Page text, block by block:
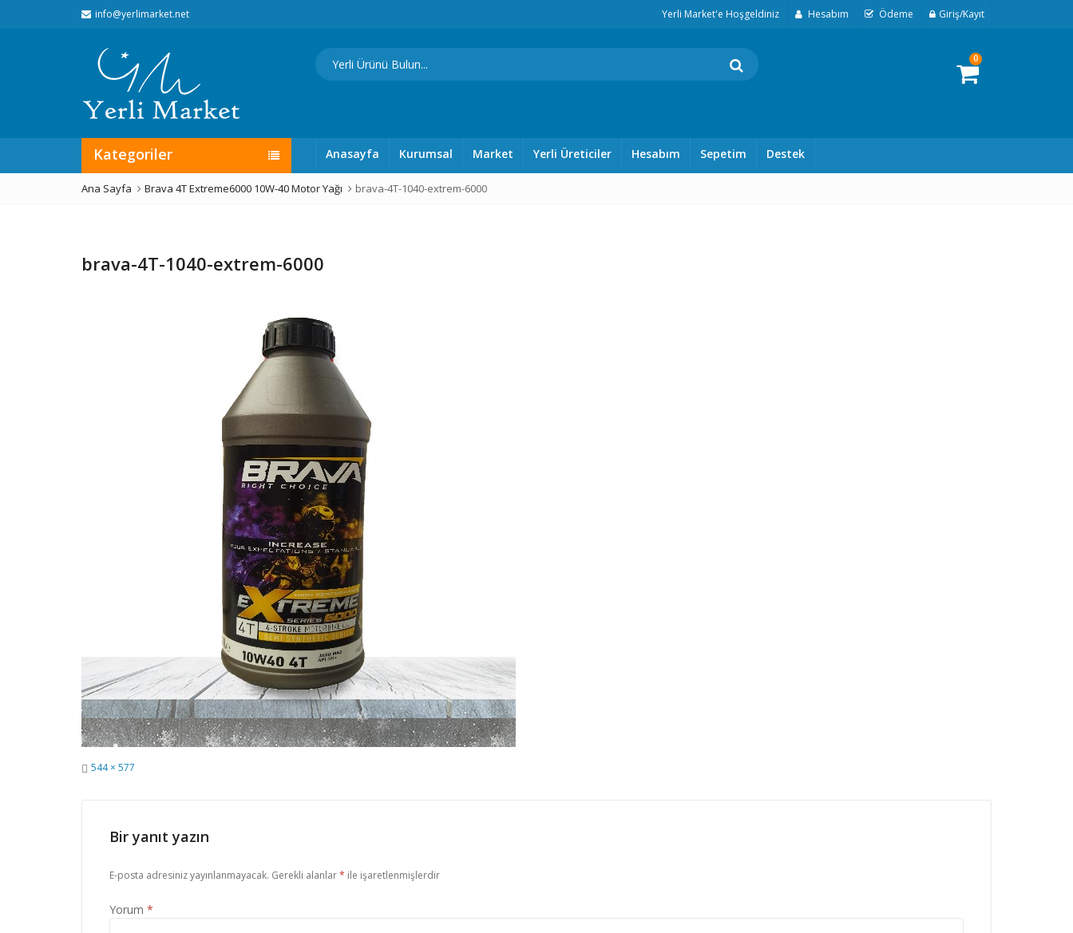
info@yerlimarket.net Yerli Market'e Hoşgeldiniz Hesabım Ödeme Giriş/Kayıt
0
Kategoriler Anasayfa Kurumsal Market Yerli Üreticiler Hesabım Sepetim Destek
Ana Sayfa Brava 4T Extreme6000 10W-40 Motor Yağı brava-4T-1040-extrem-6000
brava-4T-1040-extrem-6000
Tam
544 × 577
Bir yanıt yazın
E-posta adresiniz yayınlanmayacak. Gerekli alanlar* ile işaretlenmişlerdir
Yorum*